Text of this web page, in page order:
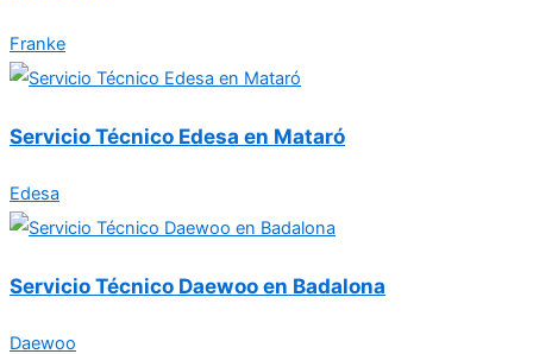
Franke
Servicio Técnico Edesa en Mataró
Edesa
Servicio Técnico Daewoo en Badalona
Daewoo